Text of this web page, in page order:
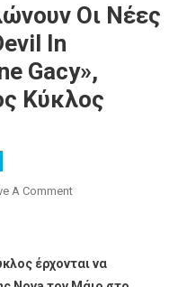
Οι Νέες
In
Gacy»,
Κύκλος
A CommentOn
Νέες
έρχονται να